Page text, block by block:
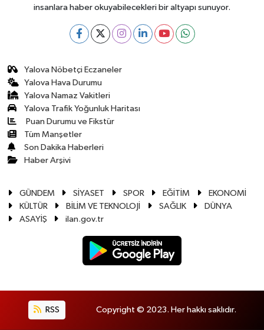
insanlara haber okuyabilecekleri bir altyapı sunuyor.
Yalova Nöbetçi Eczaneler
Yalova Hava Durumu
Yalova Namaz Vakitleri
Yalova Trafik Yoğunluk Haritası
Puan Durumu ve Fikstür
Tüm Manşetler
Son Dakika Haberleri
Haber Arşivi
GÜNDEM SİYASET SPOR EĞİTİM
EKONOMİ
KÜLTÜR
BİLİM VE TEKNOLOJİ SAĞLIK
DÜNYA
ASAYİŞ
ilan.gov.tr
RSS Copyright © 2023. Her hakkı saklıdır.